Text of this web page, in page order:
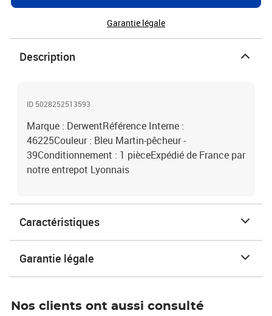
Garantie légale
Description
ID 5028252513593
Marque : DerwentRéférence Interne :
46225Couleur : Bleu Martin-pêcheur -
39Conditionnement : 1 pièceExpédié de France par
notre entrepot Lyonnais
Caractéristiques
Garantie légale
Nos clients ont aussi consulté